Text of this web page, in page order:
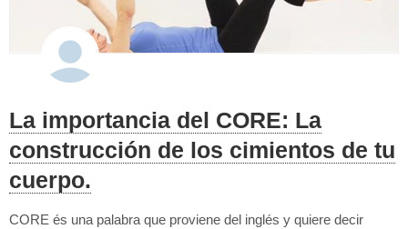
La importancia del CORE: La
construcción de los cimientos de tu
cuerpo.
CORE és una palabra que proviene del inglés y quiere decir